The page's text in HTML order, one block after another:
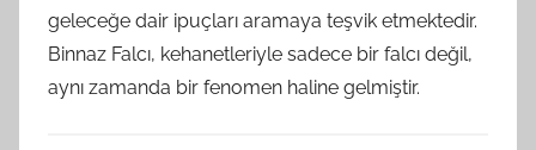
geleceğe dair ipuçları aramaya teşvik etmektedir.
Binnaz Falcı, kehanetleriyle sadece bir falcı değil,
aynı zamanda bir fenomen haline gelmiştir.